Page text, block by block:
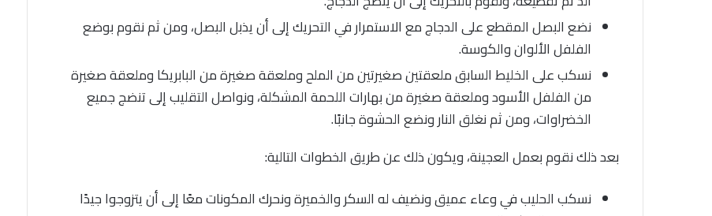
نضع البصل المقطع على الدجاج مع الاستمرار في التحريك إلى أن يذبل البصل، ومن ثم نقوم بوضع
الفلفل الألوان والكوسة.
نسكب على الخليط السابق ملعقتين صغيرتين من الملح وملعقة صغيرة من البابريكا وملعقة صغيرة
من الفلفل الأسود وملعقة صغيرة من بهارات اللحمة المشكلة، ونواصل التقليب إلى تنضج جميع
الخضراوات، ومن ثم نغلق النار ونضع الحشوة جانبًا.
بعد ذلك نقوم بعمل العجينة، ويكون ذلك عن طريق الخطوات التالية:
نسكب الحليب في وعاء عميق ونضيف له السكر والخميرة ونحرك المكونات معًا إلى أن يتزوجوا جيدًا